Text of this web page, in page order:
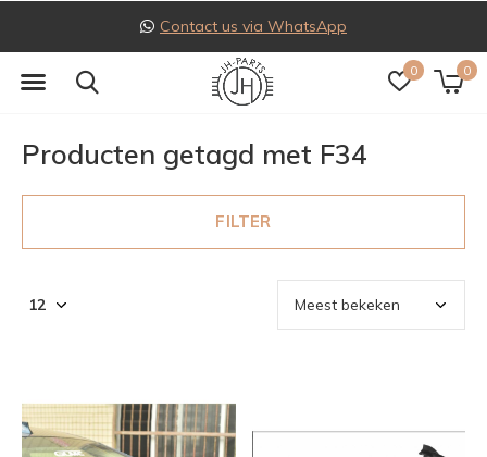
0 0
Contact us via WhatsApp
Producten getagd met F34
FILTER